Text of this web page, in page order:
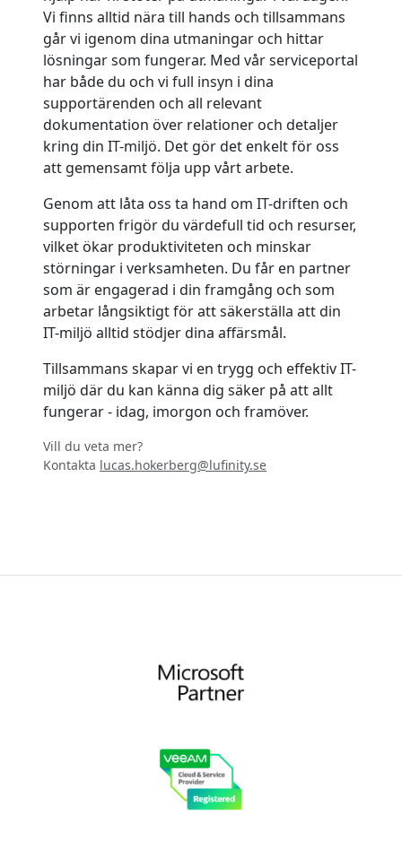
Vi finns alltid nära till hands och tillsammans
går vi igenom dina utmaningar och hittar
lösningar som fungerar. Med vår serviceportal
har både du och vi full insyn i dina
supportärenden och all relevant
dokumentation över relationer och detaljer
kring din IT-miljö. Det gör det enkelt för oss
att gemensamt följa upp vårt arbete.
Genom att låta oss ta hand om IT-driften och
supporten frigör du värdefull tid och resurser,
vilket ökar produktiviteten och minskar
störningar i verksamheten. Du får en partner
som är engagerad i din framgång och som
arbetar långsiktigt för att säkerställa att din
IT-miljö alltid stödjer dina affärsmål.
Tillsammans skapar vi en trygg och effektiv IT-
miljö där du kan känna dig säker på att allt
fungerar - idag, imorgon och framöver.
Vill du veta mer?
Kontakta lucas.hokerberg@lufinity.se